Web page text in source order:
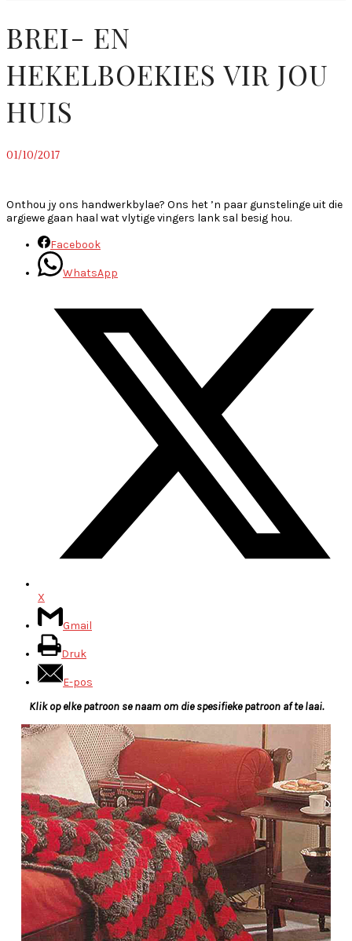
BREI- EN
HEKELBOEKIES VIR JOU
HUIS
01/10/2017
Onthou jy ons handwerkbylae? Ons het ’n paar gunstelinge uit die
argiewe gaan haal wat vlytige vingers lank sal besig hou.
Facebook
WhatsApp
X
Gmail
Druk
E-pos
Klik op elke patroon se naam om die spesifieke patroon af te laai.